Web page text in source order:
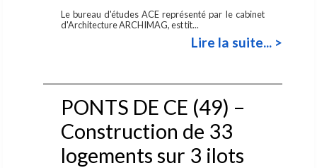
Le bureau d'études ACE représenté par le cabinet
d'Architecture ARCHIMAG, est tit...
Lire la suite... >
PONTS DE CE (49) –
Construction de 33
logements sur 3 ilots